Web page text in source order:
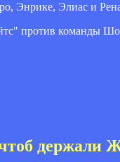
Энрике, Элиас и
против команды
держали